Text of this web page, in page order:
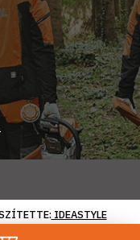
IDEASTYLE